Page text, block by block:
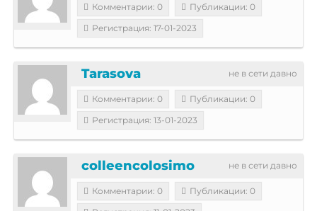
Комментарии: 0
Публикации: 0
Регистрация: 17-01-2023
не в сети давно
Tarasova
Комментарии: 0
Публикации: 0
Регистрация: 13-01-2023
не в сети давно
colleencolosimo
Комментарии: 0
Публикации: 0